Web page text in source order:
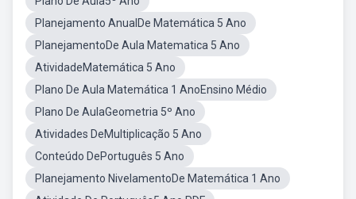
Planejamento AnualDe Matemática 5 Ano
PlanejamentoDe Aula Matematica 5 Ano
AtividadeMatemática 5 Ano
Plano De Aula Matemática 1 AnoEnsino Médio
Plano De AulaGeometria 5º Ano
Atividades DeMultiplicação 5 Ano
Conteúdo DePortuguês 5 Ano
Planejamento NivelamentoDe Matemática 1 Ano